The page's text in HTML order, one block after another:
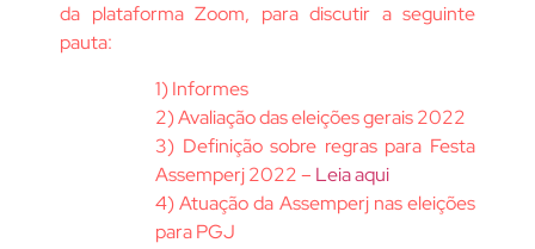
da plataforma Zoom, para discutir a seguinte
pauta:
1) Informes
2) Avaliação das eleições gerais 2022
3) Definição sobre regras para Festa
Assemperj 2022 – Leia aqui
4) Atuação da Assemperj nas eleições
para PGJ